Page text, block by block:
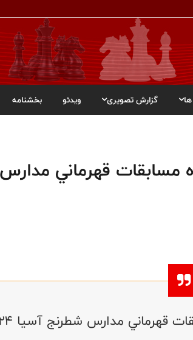
گزارش تصویری ویدئو بخشنامه
قهرماني
مدارس شطرنج آسيا ۲۰۲۴